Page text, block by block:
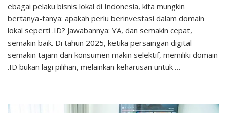
Bisnis
Lokal
Wajib
Punya
Domain
.ID
di
ebagai pelaku bisnis lokal di Indonesia, kita mungkin
bertanya-tanya: apakah perlu berinvestasi dalam domain
lokal seperti .ID? Jawabannya: YA, dan semakin cepat,
semakin baik. Di tahun 2025, ketika persaingan digital
semakin tajam dan konsumen makin selektif, memiliki domain
.ID bukan lagi pilihan, melainkan keharusan untuk …